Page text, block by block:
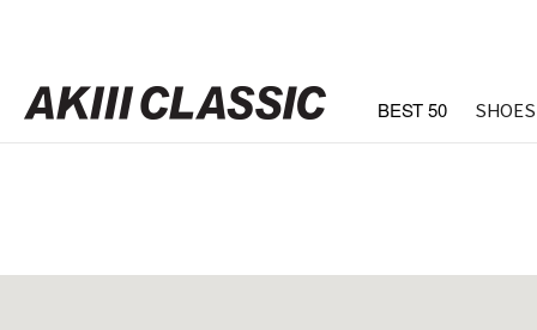
BEST 50 SHOES